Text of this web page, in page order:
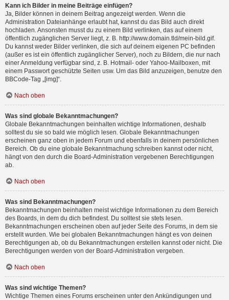
Kann ich Bilder in meine Beiträge einfügen?
Ja, Bilder können in deinem Beitrag angezeigt werden. Wenn die
Administration Dateianhänge erlaubt hat, kannst du das Bild auch direkt
hochladen. Ansonsten musst du zu einem Bild verlinken, das auf einem
öffentlich zugänglichen Server liegt, z. B. http://www.domain.tld/mein-bild.gif.
Du kannst weder Bilder verlinken, die sich auf deinem eigenen PC befinden
(außer es ist ein öffentlich zugänglicher Server), noch zu Bildern, die nur nach
einer Anmeldung verfügbar sind, z. B. Hotmail- oder Yahoo-Mailboxen, mit
einem Passwort geschützte Seiten usw. Um das Bild anzuzeigen, benutze den
BBCode-Tag „[img]“.
Nach oben
Was sind globale Bekanntmachungen?
Globale Bekanntmachungen beinhalten wichtige Informationen, deshalb
solltest du sie so bald wie möglich lesen. Globale Bekanntmachungen
erscheinen ganz oben in jedem Forum und ebenfalls in deinem persönlichen
Bereich. Ob du eine globale Bekanntmachung schreiben kannst oder nicht,
hängt von den durch die Board-Administration vergebenen Berechtigungen
ab.
Nach oben
Was sind Bekanntmachungen?
Bekanntmachungen beinhalten meist wichtige Informationen zu dem Bereich
des Boards, in dem du dich befindest. Du solltest sie stets lesen.
Bekanntmachungen erscheinen oben auf jeder Seite des Forums, in dem sie
erstellt wurden. Wie bei globalen Bekanntmachungen hängt es von deinen
Berechtigungen ab, ob du Bekanntmachungen erstellen kannst oder nicht. Die
Berechtigungen werden von der Board-Administration vergeben.
Nach oben
Was sind wichtige Themen?
Wichtige Themen eines Forums erscheinen unter den Ankündigungen und